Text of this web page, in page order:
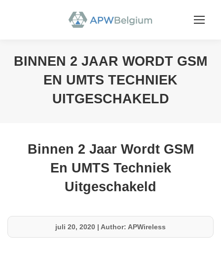
BINNEN 2 JAAR WORDT GSM
EN UMTS TECHNIEK
UITGESCHAKELD
Binnen 2 Jaar Wordt GSM
En UMTS Techniek
Uitgeschakeld
juli 20, 2020 | Author: APWireless